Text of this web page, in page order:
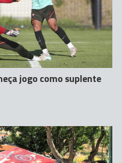
jogo como suplente